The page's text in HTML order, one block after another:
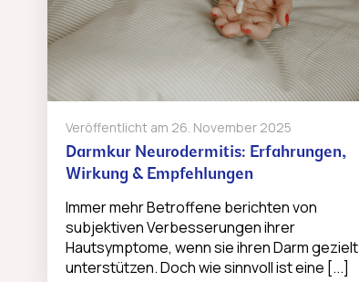
Veröffentlicht am 26. November 2025
Darmkur Neurodermitis: Erfahrungen,
Wirkung & Empfehlungen
Immer mehr Betroffene berichten von
subjektiven Verbesserungen ihrer
Hautsymptome, wenn sie ihren Darm gezielt
unterstützen. Doch wie sinnvoll ist eine [...]